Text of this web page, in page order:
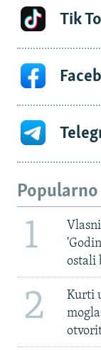
Tik
Popularno
1
ostali
2
Kurti